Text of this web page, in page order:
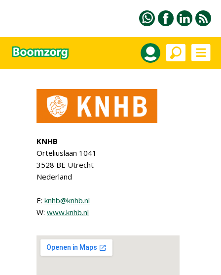
KNHB
Orteliuslaan 1041
3528 BE Utrecht
Nederland
E: knhb@knhb.nl
W: www.knhb.nl